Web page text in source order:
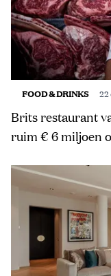
FOOD & DRINKS 22
Brits restaurant
ruim € 6 miljoen